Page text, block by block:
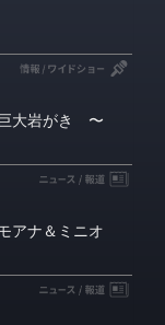
大岩がき 〜
アナ＆ミニオ